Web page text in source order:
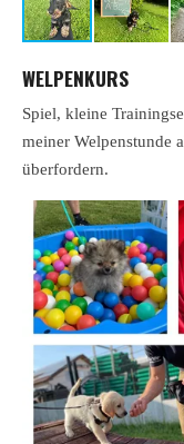
WELPENKURS
Spiel, kleine
meiner Welpenstunde
überfordern.